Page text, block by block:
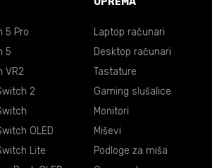
5 Pro
5
VR2
2
OLED
Lite
Laptop računari
Desktop računari
Tastature
Gaming slušalice
Monitori
Miševi
Podloge za miša